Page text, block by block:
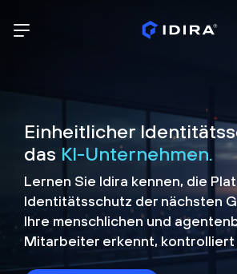
Einheitlicher
das KI-Unternehmen.
Lernen Sie Idira kennen, die
Identitätsschutz der nächsten
Ihre menschlichen und
Mitarbeiter erkennt,